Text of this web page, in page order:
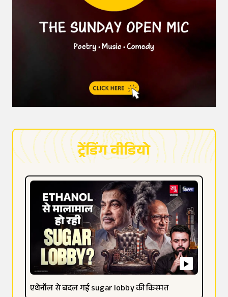
ट्रेंडिंग वीडियो
एथेनॉल से बदल गई sugar lobby की किस्मत